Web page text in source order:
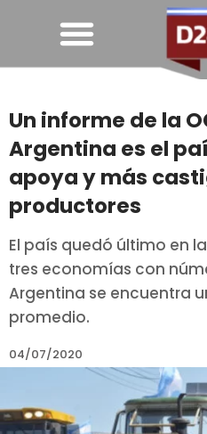
Un informe de la
Argentina es el
apoya y más
productores
El país quedó último en
tres economías con
Argentina se encuentra
promedio.
04/07/2020